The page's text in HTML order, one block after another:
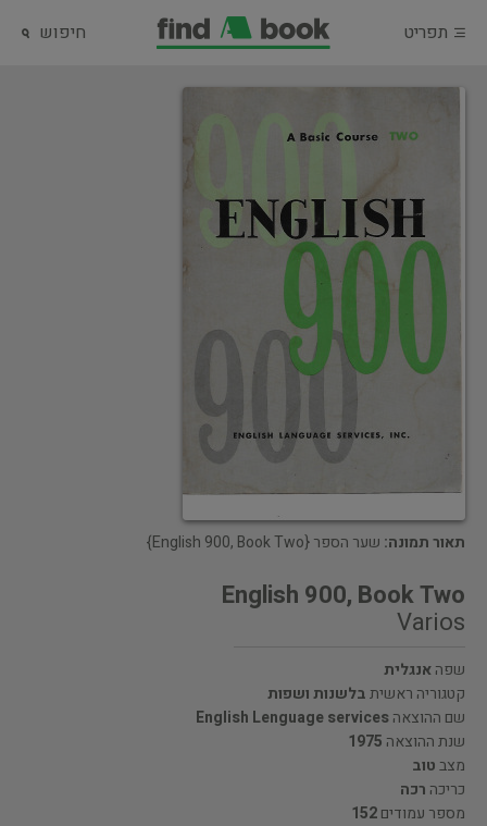
תפריט חיפוש
תאור תמונה: שער הספר {English 900, Book Two}
English 900, Book Two
Varios
שפהאנגלית
קטגוריה ראשיתבלשנות ושפות
שם ההוצאהEnglish Lenguage services
שנת ההוצאה 1975
מצבטוב
כריכה רכה
מספר עמודים152